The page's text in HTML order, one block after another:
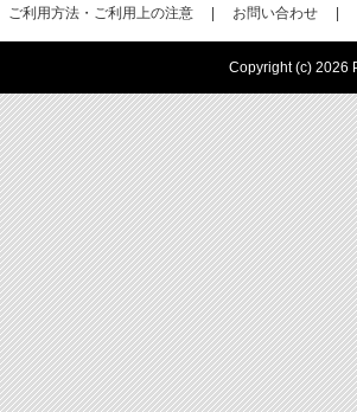
ご利用方法・ご利用上の注意 お問い合わせ
Copyright (c) 2026